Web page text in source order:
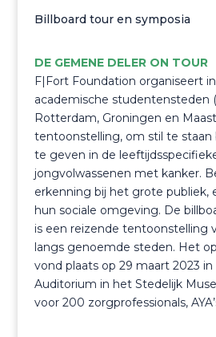
Billboard tour en symposia
DE GEMENE DELER ON TOUR
F|Fort Foundation organiseert
academische studentensteden
Rotterdam, Groningen en
tentoonstelling, om stil te staan
te geven in de
jongvolwassenen met kanker.
erkenning bij het grote publiek,
hun sociale omgeving. De
is een reizende tentoonstelling
langs genoemde steden. Het
vond plaats op 29 maart 2023 in
Auditorium in het Stedelijk
voor 200 zorgprofessionals,